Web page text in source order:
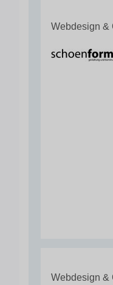
Webdesign &
Webdesign &